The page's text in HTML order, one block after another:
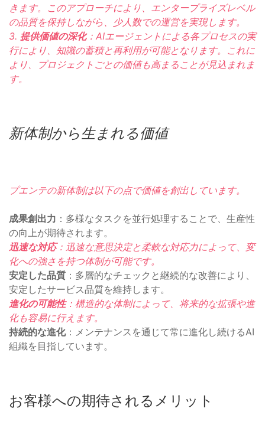
きます。このアプローチにより、エンタープライズレベル
の品質を保持しながら、少人数での運営を実現します。
3. 提供価値の深化：AIエージェントによる各プロセスの実
行により、知識の蓄積と再利用が可能となります。これに
より、プロジェクトごとの価値も高まることが見込まれま
す。
新体制から生まれる価値
プエンテの新体制は以下の点で価値を創出しています。
成果創出力 ：多様なタスクを並行処理することで、生産性
の向上が期待されます。
迅速な対応：迅速な意思決定と柔軟な対応力によって、変
化への強さを持つ体制が可能です。
安定した品質 ：多層的なチェックと継続的な改善により、
安定したサービス品質を維持します。
進化の可能性：構造的な体制によって、将来的な拡張や進
化も容易に行えます。
持続的な進化：メンテナンスを通じて常に進化し続けるAI
組織を目指しています。
お客様への期待されるメリット